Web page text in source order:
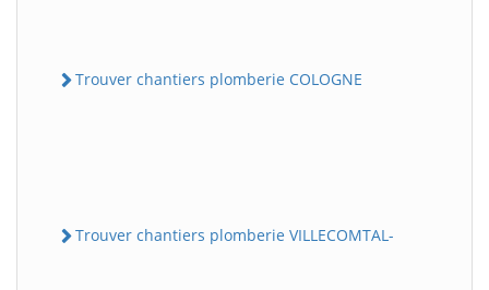
Trouver chantiers plomberie COLOGNE
Trouver chantiers plomberie VILLECOMTAL-